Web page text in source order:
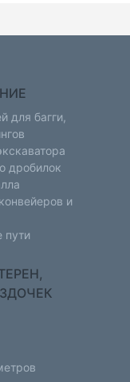
для багги,
дробилок
и
пути